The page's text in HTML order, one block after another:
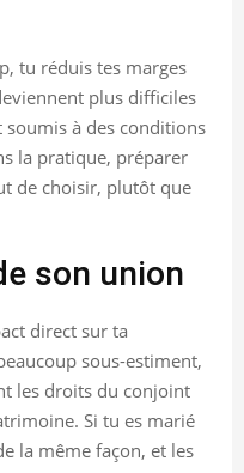
tu réduis tes marges
plus difficiles
soumis à des conditions
la pratique, préparer
de choisir, plutôt que
son union
direct sur ta
sous-estiment,
les droits du conjoint
Si tu es marié
la même façon, et les